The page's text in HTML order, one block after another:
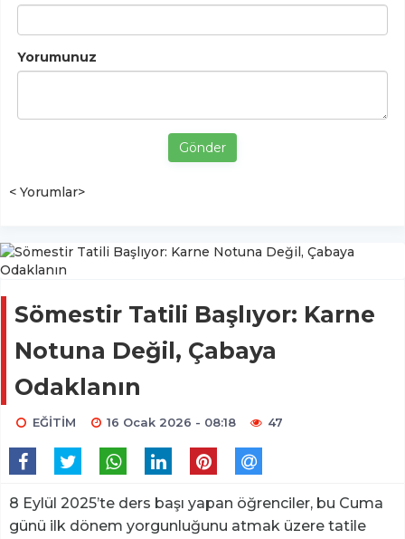
Yorumunuz
Gönder
< Yorumlar>
Sömestir Tatili Başlıyor: Karne
Notuna Değil, Çabaya
Odaklanın
EĞİTİM 16 Ocak 2026 - 08:18 47
8 Eylül 2025’te ders başı yapan öğrenciler, bu Cuma
günü ilk dönem yorgunluğunu atmak üzere tatile